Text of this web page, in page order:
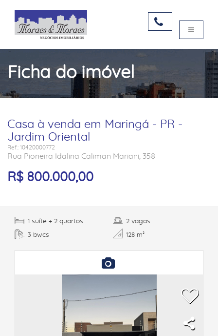
Ficha do imóvel
Casa à venda em Maringá - PR -
Jardim Oriental
Ref.: 10420000772
Rua Pioneira Idalina Caliman Mariani, 358
R$ 800.000,00
1 suíte + 2 quartos
3 bwcs
2 vagas
128 m²